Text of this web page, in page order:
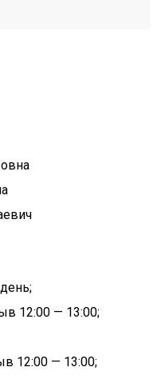
;
12:00 — 13:00;
12:00 — 13:00;